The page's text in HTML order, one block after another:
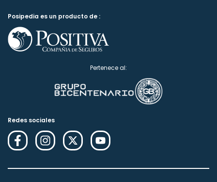
Posipedia es un producto de :
Pertenece al:
Redes sociales